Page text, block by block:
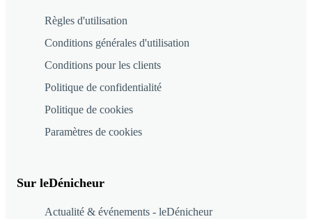
Règles d'utilisation
Conditions générales d'utilisation
Conditions pour les clients
Politique de confidentialité
Politique de cookies
Paramètres de cookies
Sur leDénicheur
Actualité & événements - leDénicheur